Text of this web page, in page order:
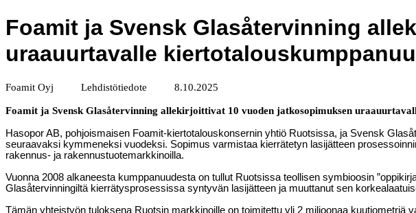
Foamit ja Svensk Glasåtervinning
uraauurtavalle
Foamit Oyj Lehdistötiedote 8.10.2025
Foamit ja Svensk Glasåtervinning allekirjoittivat 10 vuoden jatkosopimuksen
Hasopor AB, pohjoismaisen Foamit-kiertotalouskonsernin yhtiö Ruotsissa, ja Svensk
seuraavaksi kymmeneksi vuodeksi. Sopimus varmistaa kierrätetyn lasijätteen
rakennus- ja rakennustuotemarkkinoilla.
Vuonna 2008 alkaneesta kumppanuudesta on tullut Ruotsissa teollisen symbioosin
Glasåtervinningiltä kierrätysprosessissa syntyvän lasijätteen ja muuttanut sen
Tämän yhteistyön tuloksena Ruotsin markkinoille on toimitettu yli 2 miljoonaa